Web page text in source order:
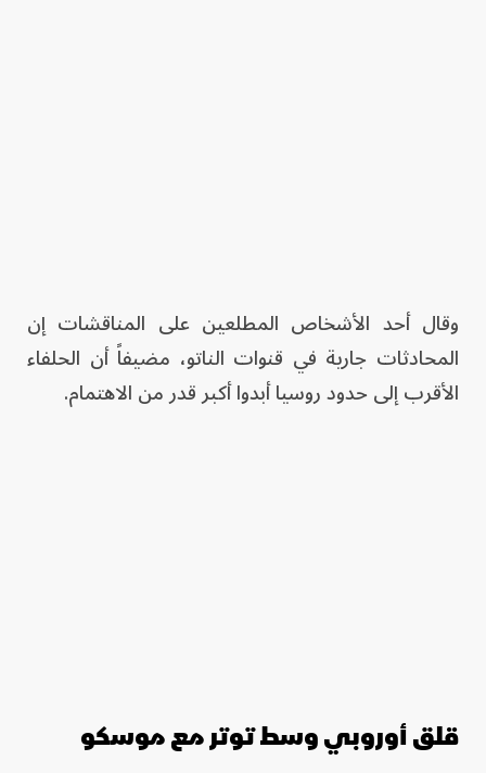
وقال أحد الأشخاص المطلعين على المناقشات إن
المحادثات جارية في قنوات الناتو، مضيفاً أن الحلفاء
الأقرب إلى حدود روسيا أبدوا أكبر قدر من الاهتمام.
قلق أوروبي وسط توتر مع موسكو